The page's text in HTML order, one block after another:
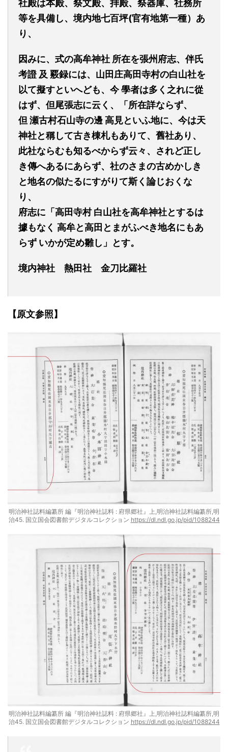
社殿は本殿、祭文殿、拝殿、祭器庫、社務所
等を具備し、境内地七百坪(官有地第一種）あ
り、
因みに、式の高牟神社 所在を張州府志、伴氏
考證及 覈録には、山田庄高田寺村の白山社を
以て擬すといへども、今學者は多く之れに從
はず、但尾張志に云く、「所在詳ならず、
但瀬古村石山寺の邊高見といふ地に、今は天
神社と稱して古き棟札もありて、 舊社あり、
此社ならむも知るべからず云々、されど正し
き傳へあるにあらず、社のさまの古めかしき
と地名の似たるにすがりて斯く論じおくな
り、
府志に「高田寺村 白山社を高牟神社とするは
據もなく 高牟と高田とまがふべき地名にもあ
らず いかが定め雛し」とす。
境内神社 熱田社 金刀比羅社
【原文参照】
明治神社誌料編纂所 編『明治神社誌料 : 府県郷社』上,明治神社誌料編纂所,明
治45. 国立国会図書館デジタルコレクション https://dl.ndl.go.jp/pid/1088244
明治神社誌料編纂所 編『明治神社誌料 : 府県郷社』上,明治神社誌料編纂所,明
治45. 国立国会図書館デジタルコレクション https://dl.ndl.go.jp/pid/1088244